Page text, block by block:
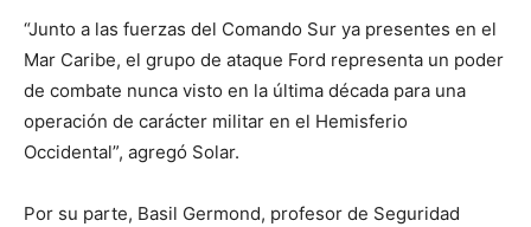
“Junto a las fuerzas del Comando Sur ya presentes en el
Mar Caribe, el grupo de ataque Ford representa un poder
de combate nunca visto en la última década para una
operación de carácter militar en el Hemisferio
Occidental”, agregó Solar.
Por su parte, Basil Germond, profesor de Seguridad